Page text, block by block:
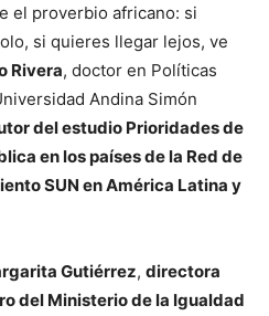
el proverbio africano: si
si quieres llegar lejos, ve
Rivera, doctor en Políticas
Andina Simón
del estudio Prioridades de
en los países de la Red de
SUN en América Latina y
Gutiérrez, directora
del Ministerio de la Igualdad